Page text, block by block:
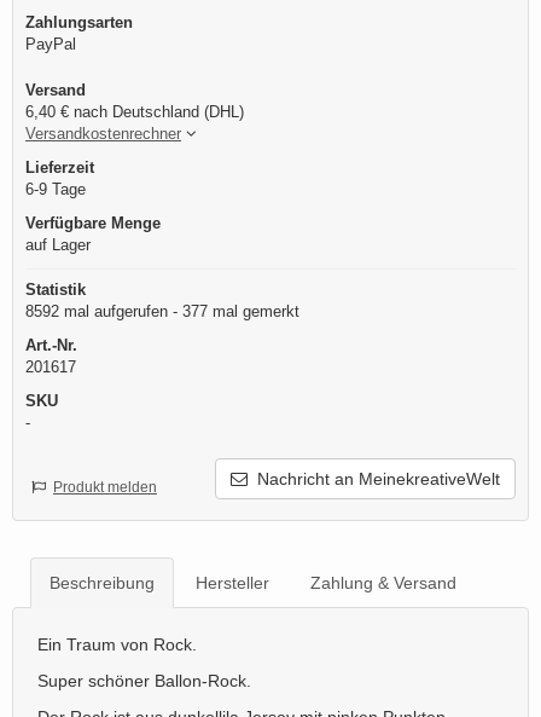
Zahlungsarten
PayPal
Versand
6,40 € nach Deutschland (DHL)
Versandkostenrechner
Lieferzeit
6-9 Tage
Verfügbare Menge
auf Lager
Statistik
8592 mal aufgerufen - 377 mal gemerkt
Art.-Nr.
201617
SKU
-
Nachricht an MeinekreativeWelt
Produkt melden
Beschreibung Hersteller Zahlung & Versand
Ein Traum von Rock.
Super schöner Ballon-Rock.